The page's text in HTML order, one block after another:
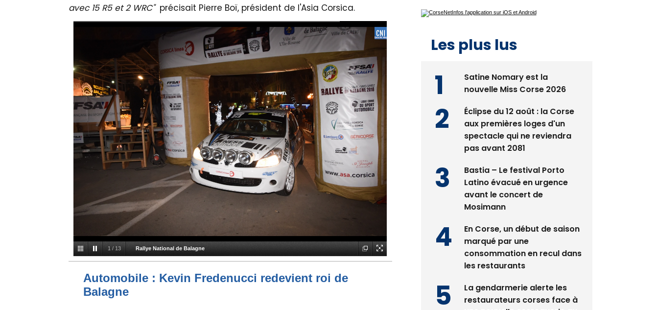
avec 15 R5 et 2 WRC"précisait Pierre Boï, président de l'Asia Corsica.
1 / 13 Rallye National de Balagne
Automobile : Kevin Fredenucci redevient roi de
Balagne
Les plus lus
Satine Nomary est la
nouvelle Miss Corse 2026
Éclipse du 12 août : la Corse
aux premières loges d'un
spectacle qui ne reviendra
pas avant 2081
Bastia – Le festival Porto
Latino évacué en urgence
avant le concert de
Mosimann
En Corse, un début de saison
marqué par une
consommation en recul dans
les restaurants
La gendarmerie alerte les
restaurateurs corses face à